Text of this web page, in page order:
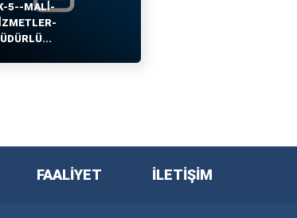
5--MALİ-
FAALİYET İLETİŞİM